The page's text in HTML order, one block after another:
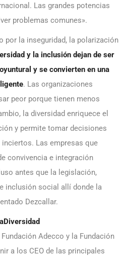
Las grandes potencias
problemas comunes».
por la inseguridad, la polarización
y la inclusión dejan de ser
y se convierten en una
. Las organizaciones
peor porque tienen menos
la diversidad enriquece el
y permite tomar decisiones
Las empresas que
convivencia e integración
antes que la legislación,
inclusión social allí donde la
Dezcallar.
Adecco y la Fundación
a los CEO de las principales